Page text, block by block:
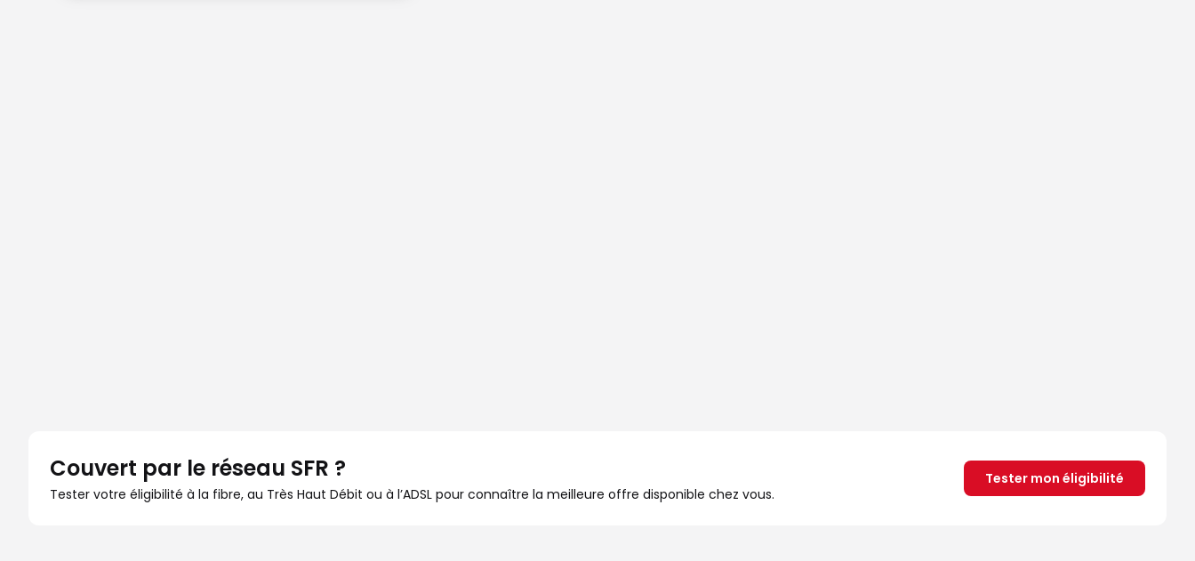
Couvert par le réseau SFR ?
Tester votre éligibilité à la fibre, au Très Haut Débit ou à l’ADSL pour connaître la meilleure offre disponible chez vous.
Tester mon éligibilité